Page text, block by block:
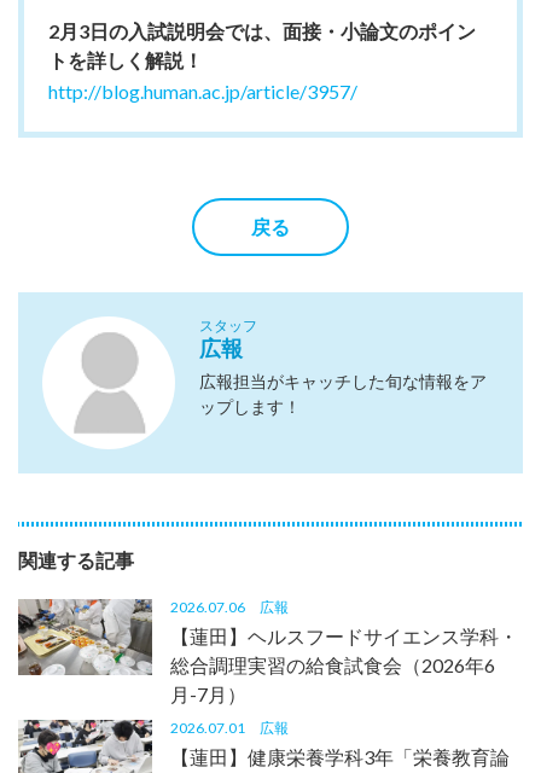
2月3日の入試説明会では、面接・小論文のポイン
トを詳しく解説！
http://blog.human.ac.jp/article/3957/
戻る
スタッフ
広報
広報担当がキャッチした旬な情報をア
ップします！
関連する記事
2026.07.06 広報
【蓮田】ヘルスフードサイエンス学科・
総合調理実習の給食試食会（2026年6
月-7月）
2026.07.01 広報
【蓮田】健康栄養学科3年「栄養教育論